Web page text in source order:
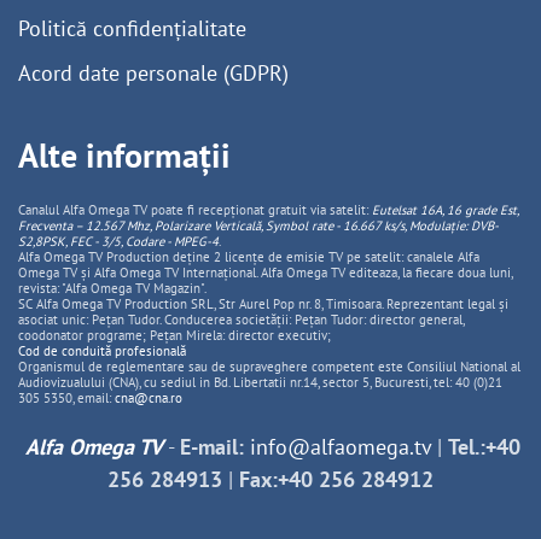
Politică confidențialitate
Acord date personale (GDPR)
Alte informații
Canalul Alfa Omega TV poate fi recepționat gratuit via satelit: Eutelsat 16A, 16 grade Est,
Frecventa – 12.567 Mhz, PolarizareVerticală, Symbol rate - 16.667 ks/s, Modulație: DVB-
S2,8PSK, FEC - 3/5, Codare - MPEG-4.
Alfa Omega TV Production deține 2 licențe de emisie TV pe satelit: canalele Alfa
Omega TV și Alfa Omega TV Internațional. Alfa Omega TV editeaza, la fiecare doua luni,
revista: "Alfa Omega TV Magazin".
SC Alfa Omega TV Production SRL, Str Aurel Pop nr. 8, Timisoara. Reprezentant legal și
asociat unic: Pețan Tudor. Conducerea societății: Pețan Tudor: director general,
coodonator programe; Pețan Mirela: director executiv;
Cod de conduită profesională
Organismul de reglementare sau de supraveghere competent este Consiliul National al
Audiovizualului (CNA), cu sediul in Bd. Libertatii nr.14, sector 5, Bucuresti, tel: 40 (0)21
305 5350, email: cna@cna.ro
Alfa Omega TV- E-mail: info@alfaomega.tv| Tel.:+40
256 284913 | Fax:+40 256 284912